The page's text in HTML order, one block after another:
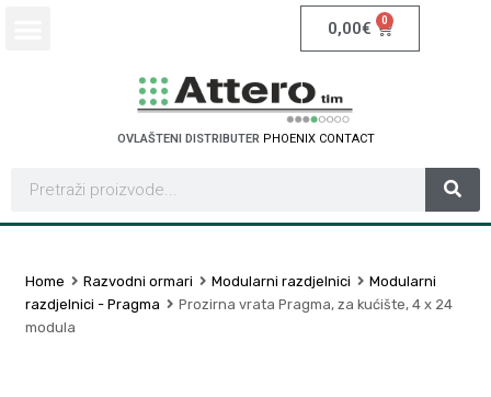
0,00€ 0
OVLAŠTENI DISTRIBUTER PHOENIX CONTACT
Home Razvodni ormari Modularni razdjelnici
Modularni
razdjelnici - Pragma
Prozirna vrata Pragma, za kućište, 4 x 24
modula